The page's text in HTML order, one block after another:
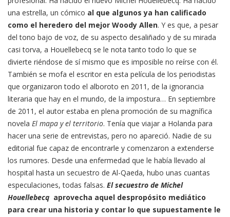
una estrella, un cómico al que algunos ya han calificado
como el heredero del mejor Woody Allen. Y es que, a pesar
del tono bajo de voz, de su aspecto desaliñado y de su mirada
casi torva, a Houellebecq se le nota tanto todo lo que se
divierte riéndose de sí mismo que es imposible no reírse con él.
También se mofa el escritor en esta película de los periodistas
que organizaron todo el alboroto en 2011, de la ignorancia
literaria que hay en el mundo, de la impostura… En septiembre
de 2011, el autor estaba en plena promoción de su magnífica
novela El mapa y el territorio. Tenía que viajar a Holanda para
hacer una serie de entrevistas, pero no apareció. Nadie de su
editorial fue capaz de encontrarle y comenzaron a extenderse
los rumores. Desde una enfermedad que le había llevado al
hospital hasta un secuestro de Al-Qaeda, hubo unas cuantas
especulaciones, todas falsas. El secuestro de Michel
Houellebecq aprovecha aquel despropósito mediático
para crear una historia y contar lo que supuestamente le